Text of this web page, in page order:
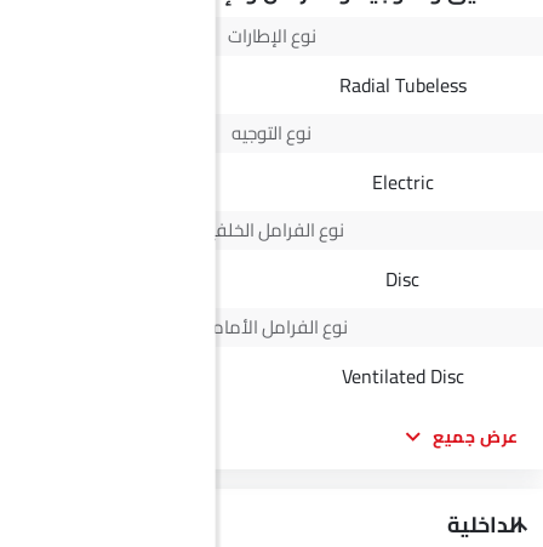
نوع الإطارات
Radial Tubeless
نوع التوجيه
Electric
نوع الفرامل الخلفية
Disc
نوع الفرامل الأمامية
Ventilated Disc
عرض جميع
الداخلية